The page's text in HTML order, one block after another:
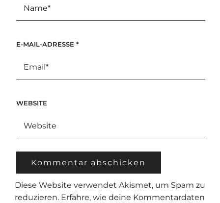
E-MAIL-ADRESSE *
WEBSITE
Diese Website verwendet Akismet, um Spam zu
reduzieren. Erfahre, wie deine Kommentardaten